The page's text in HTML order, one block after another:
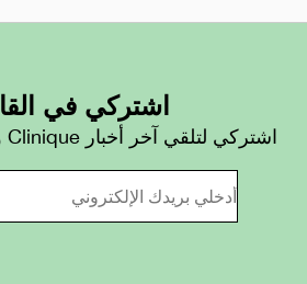
اشتركي في
اشتركي لتلقي آخر أخبار Clinique والعروض الحصرية.